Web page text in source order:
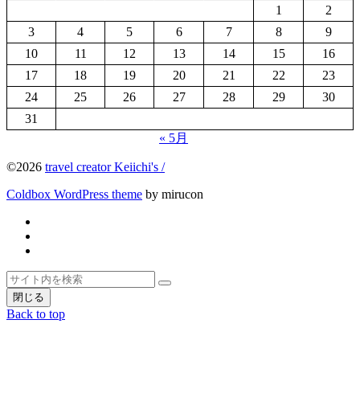
1
2
3
4 5 6 7 8
9
10
11 12 13 14 15
16
17
18 19 20 21 22
23
24
25 26 27 28 29
30
31
« 5月
©2026 travel creator Keiichi's /
Coldbox WordPress theme by mirucon
ト
ッ
プ
検
索
検
閉じる
Back to top